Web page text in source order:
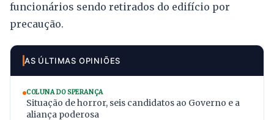
funcionários sendo retirados do edifício por
precaução.
AS ÚLTIMAS OPINIÕES
COLUNA DO SPERANÇA
Situação de horror, seis candidatos ao Governo e a
aliança poderosa